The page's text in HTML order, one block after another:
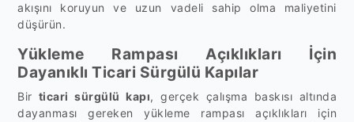
akışını koruyun ve uzun vadeli sahip olma maliyetini
düşürün.
Yükleme Rampası Açıklıkları İçin
Dayanıklı Ticari Sürgülü Kapılar
Bir ticari sürgülü kapı, gerçek çalışma baskısı altında
dayanması gereken yükleme rampası açıklıkları için